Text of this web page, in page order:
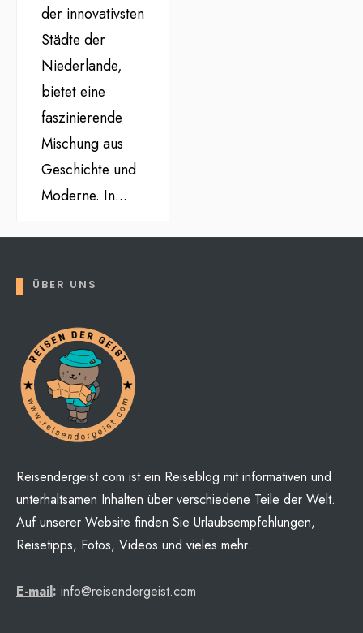
der innovativsten
Städte der
Niederlande,
bietet eine
faszinierende
Mischung aus
Geschichte und
Moderne. In...
ÜBER UNS
Reisendergeist.com ist ein Reiseblog mit informativen und
unterhaltsamen Inhalten über verschiedene Teile der Welt.
Auf unserer Website finden Sie Urlaubsempfehlungen,
Reisetipps, Fotos, Videos und vieles mehr.
E-mail: info@reisendergeist.com